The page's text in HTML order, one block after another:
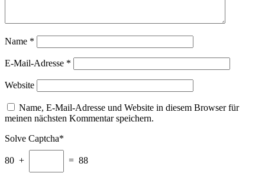
Name *
E-Mail-Adresse *
Website
Name, E-Mail-Adresse und Website in diesem Browser für
meinen nächsten Kommentar speichern.
Solve Captcha*
80 + = 88